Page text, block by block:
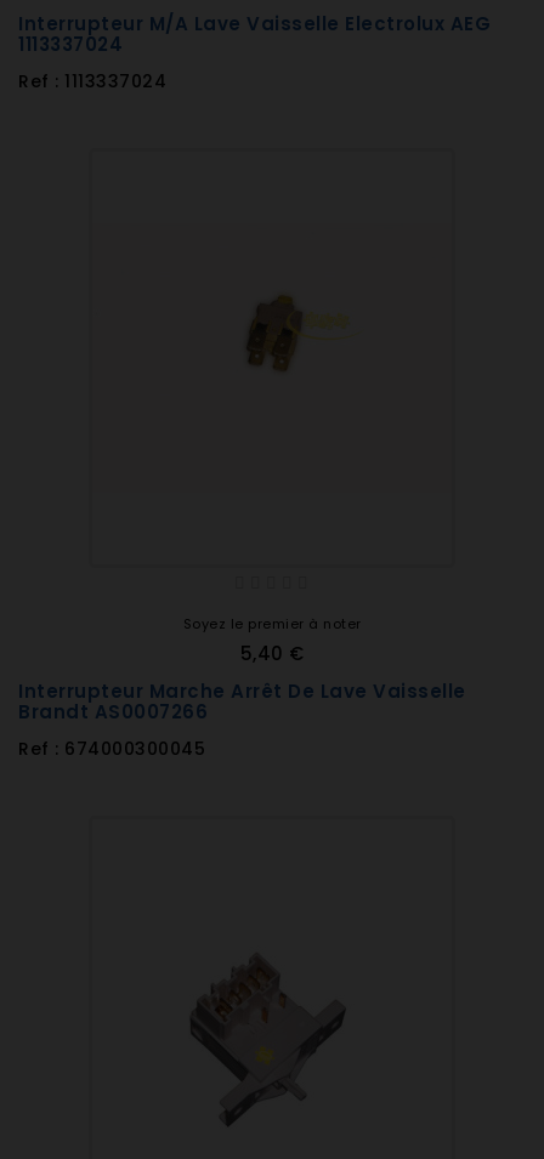
Interrupteur M/A Lave Vaisselle Electrolux AEG
1113337024
Ref : 1113337024
Soyez le premier à noter
5,40 €
Interrupteur Marche Arrêt De Lave Vaisselle
Brandt AS0007266
Ref : 674000300045